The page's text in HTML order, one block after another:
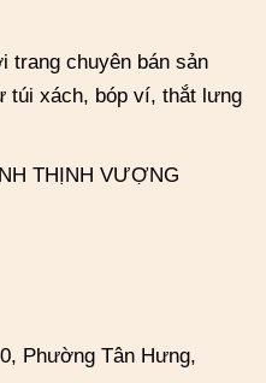
trang chuyên bán sản
túi xách, bóp ví, thắt lưng
THỊNH VƯỢNG
Phường Tân Hưng,